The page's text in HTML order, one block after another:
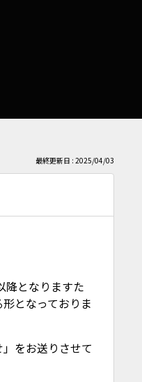
最終更新日 : 2025/04/03
降となりますた
となっておりま
をお送りさせて